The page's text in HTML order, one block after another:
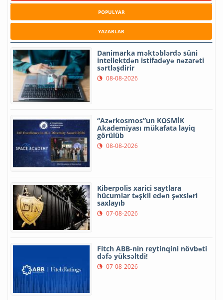
POPULYAR
YAZARLAR
Danimarka məktəblərdə süni
intellektdən istifadəyə nəzarəti
sərtləşdirir
08-08-2026
“Azərkosmos”un KOSMİK
Akademiyası mükafata layiq
görülüb
08-08-2026
Kiberpolis xarici saytlara
hücumlar təşkil edən şəxsləri
saxlayıb
07-08-2026
Fitch ABB-nin reytinqini növbəti
dəfə yüksəltdi!
07-08-2026